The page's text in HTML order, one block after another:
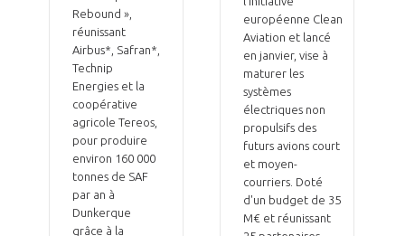
Rebound »,
réunissant
Airbus*, Safran*,
Technip
Energies et la
coopérative
agricole Tereos,
pour produire
environ 160 000
tonnes de SAF
par an à
Dunkerque
grâce à la
européenne Clean
Aviation et lancé
en janvier, vise à
maturer les
systèmes
électriques non
propulsifs des
futurs avions court
et moyen-
courriers. Doté
d'un budget de 35
M€ et réunissant